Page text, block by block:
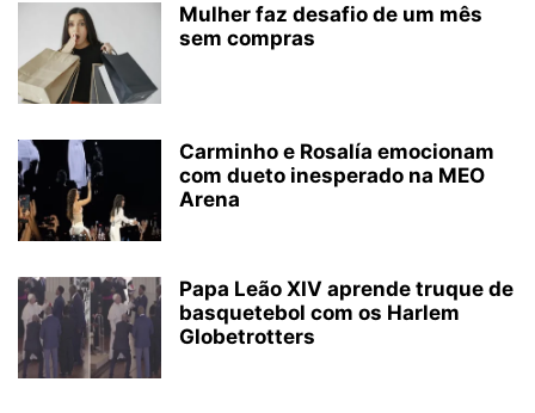
Mulher faz desafio de um mês
sem compras
Carminho e Rosalía emocionam
com dueto inesperado na MEO
Arena
Papa Leão XIV aprende truque de
basquetebol com os Harlem
Globetrotters